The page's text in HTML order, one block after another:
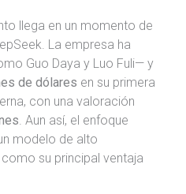
llega en un momento de
La empresa ha
Guo Daya y Luo Fuli— y
de dólares en su primera
con una valoración
. Aun así, el enfoque
modelo de alto
su principal ventaja